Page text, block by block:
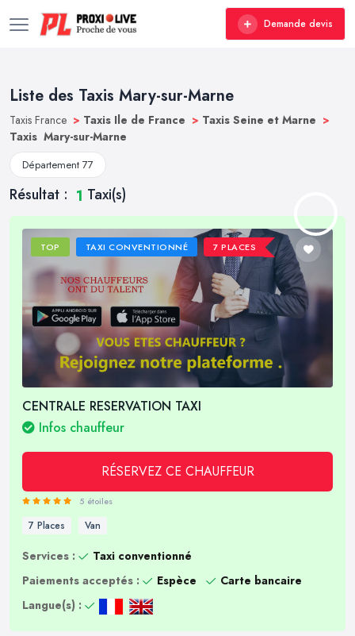
Demande devis
Liste des Taxis Mary-sur-Marne
Taxis France > Taxis Ile de France > Taxis Seine et Marne >
Taxis Mary-sur-Marne
Département 77
Résultat : 1 Taxi(s)
TOP TAXI CONVENTIONNÉ 7 PLACES
CENTRALE RESERVATION TAXI
Infos chauffeur
RÉSERVEZ CE CHAUFFEUR
5 étoiles
7 Places Van
Services :
Taxi conventionné
Paiements acceptés :
Espèce
Carte bancaire
Langue(s) :